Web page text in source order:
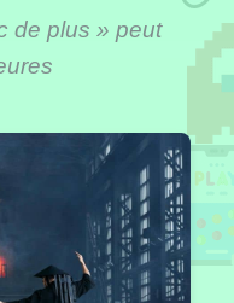
de plus » peut